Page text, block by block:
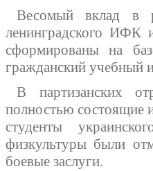
Весомый вклад в
ленинградского ИФК
сформированы на
гражданский учебный
В партизанских
полностью состоящие
студенты
физкультуры были
боевые заслуги.